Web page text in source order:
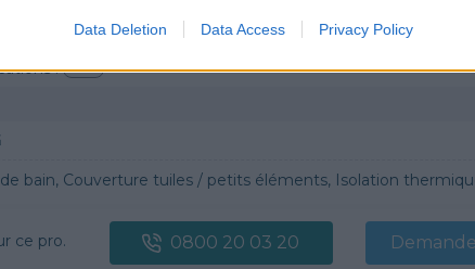
Data Deletion Data Access Privacy Policy
: RGE
Couverture tuiles / petits éléments, Isolation thermique des murs intérieurs, Alarme, Isolation des combles aménageables, Traitement de l'eau,
ce pro. 0800 20 03 20